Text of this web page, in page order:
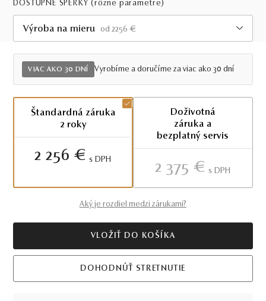
DOSTUPNÉ ŠPERKY(rôzne parametre)
Výroba na mieru
od 2256 €
Viac ako 30 dní
VIAC AKO 30 DNÍ Vyrobíme a doručíme za viac ako 30 dní
Štandardná záruka
2 roky
2 256 € S DPH
Doživotná
záruka a
bezplatný servis
2 375 € S DPH
Aký je rozdiel medzi zárukami?
VLOŽIŤ DO KOŠÍKA
DOHODNÚŤ STRETNUTIE